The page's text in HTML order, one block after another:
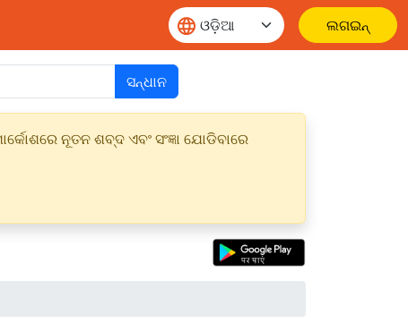
ଲଗଇନ୍
ସନ୍ଧାନ
ନୂତନ ଶବ୍ଦ ଏବଂ ସଂଜ୍ଞା ଯୋଡିବାରେ